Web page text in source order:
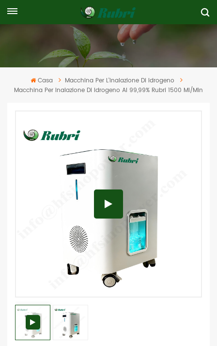
Casa
Macchina Per L'inalazione Di Idrogeno
Macchina Per Inalazione Di Idrogeno Al 99,99% Rubri 1500 Ml/min